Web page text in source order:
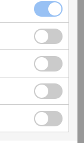
Nödvändiga
cookies
kryssruta
Cookies
för
statistik
kryssruta
Cookies
för
kryssruta
Cookies
för
personlig
kryssruta
Cookies
för